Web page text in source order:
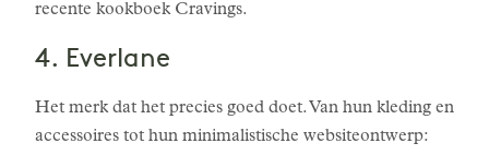
recente kookboek Cravings.
4. Everlane
Het merk dat het precies goed doet. Van hun kleding en
accessoires tot hun minimalistische websiteontwerp: